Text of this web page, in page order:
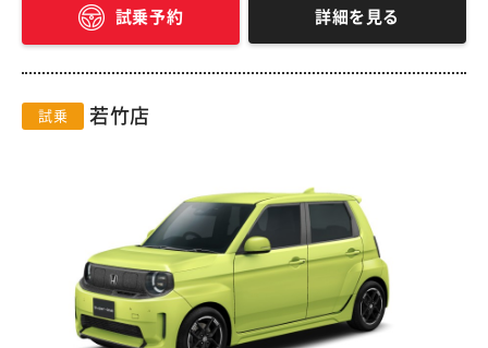
試乗予約 詳細を見る
試乗 若竹店